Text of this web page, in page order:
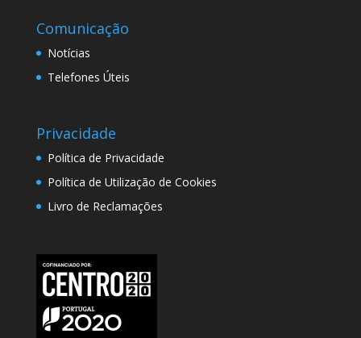
Comunicação
Notícias
Telefones Úteis
Privacidade
Política de Privacidade
Política de Utilização de Cookies
Livro de Reclamações